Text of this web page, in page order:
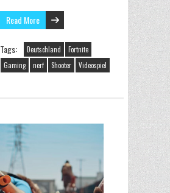
Read More
Tags: Deutschland
Fortnite
Gaming
nerf Shooter Videospiel